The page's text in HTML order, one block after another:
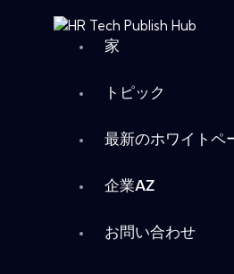
家
トピック
最新のホワイトペ
企業AZ
お問い合わせ